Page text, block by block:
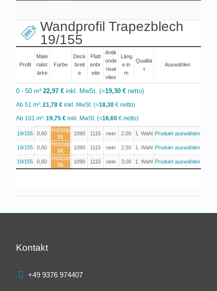
Wandprofil Trapezblech
19/155
Profil
Mate
rialst
ärke
Farbe
Deck
breit
e
Platt
enbr
eite
Antik
onde
nsat
vlies
Läng
e in
m
Qualitä
t
Auswählen
0 - 50 m² 22,97 € inkl. MwSt. (=19,30 € netto)
Ab 51 m²: 21,78 € inkl. MwSt. (=18,30 € netto)
Ab 101 m²: 19,75 € inkl. MwSt. (=16,60 € netto)
19/155 0,60
Holzop
tik
1090 1115 nein 2,00 1. Wahl Produkt auswählen
19/155 0,60
Holzop
tik
1090 1115 nein 2,50 1. Wahl Produkt auswählen
19/155 0,60
Holzop
tik
1090 1115 nein 3,00 1. Wahl Produkt auswählen
Kontakt
+49 9376 974407